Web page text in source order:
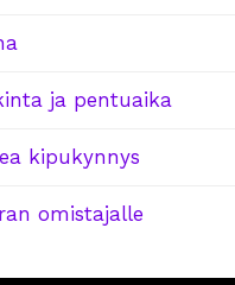
ja pentuaika
kipukynnys
omistajalle